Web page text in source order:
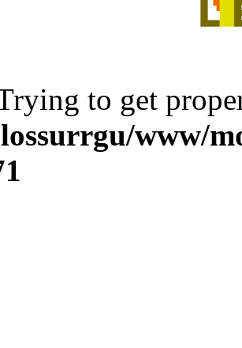
to get
www/